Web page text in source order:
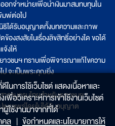
อกจำหน่ายเพื่อนำเงินมาสมทบทุนใน
พ์ต่อไป
ธิได้รับอนุญาตทั้งบทความและภาพ
องสงสัยในเรื่องลิขสิทธิ์อย่างใด ขอได้
จ้งให้
าวชนฯ ทราบเพื่อพิจารณาแก้ไขความ
จะเป็นพระคุณยิ่ง
รานุกรมไทยสำหรับเยาวชนฯ
ผยแพร่โดยไม่ได้รับอนุญาต
นการใช้เว็บไซต์ แสดงเนื้อหาและ
อวิเคราะห์การเข้าใช้งานเว็บไซต์
ผู้ใช้งานมาจากที่ใด๋
คล | ข้อกำหนดและนโยบายการให้